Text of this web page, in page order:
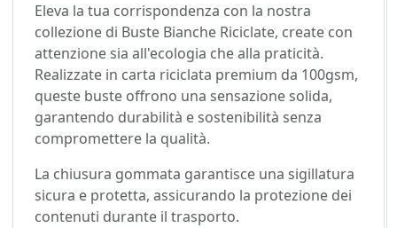
Eleva la tua corrispondenza con la nostra
collezione di Buste Bianche Riciclate, create con
attenzione sia all'ecologia che alla praticità.
Realizzate in carta riciclata premium da 100gsm,
queste buste offrono una sensazione solida,
garantendo durabilità e sostenibilità senza
compromettere la qualità.
La chiusura gommata garantisce una sigillatura
sicura e protetta, assicurando la protezione dei
contenuti durante il trasporto.